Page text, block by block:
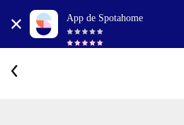
App de Spotahome